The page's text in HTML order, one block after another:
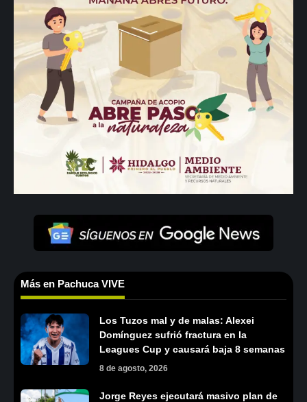
Más en Pachuca VIVE
Los Tuzos mal y de malas: Alexei
Domínguez sufrió fractura en la
Leagues Cup y causará baja 8 semanas
8 de agosto, 2026
Jorge Reyes ejecutará masivo plan de